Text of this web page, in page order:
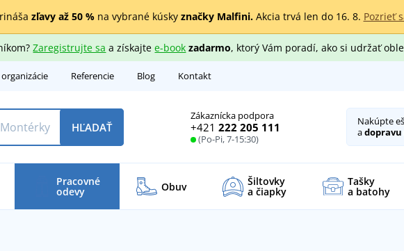
zľavy až 50 %na vybrané kúsky značky Malfini.Akcia trvá len do 16. 8. Pozrieť
Zaregistrujte sa a získajtee-book zadarmo, ktorý Vám poradí, ako si udržať
Referencie Blog Kontakt
Zákaznícka podpora
+421 222 205 111
(Po-Pi, 7-15:30)
HĽADAŤ Nakúpte
a
Pracovné
odevy Obuv Šiltovky
a čiapky
Tašky
a batohy